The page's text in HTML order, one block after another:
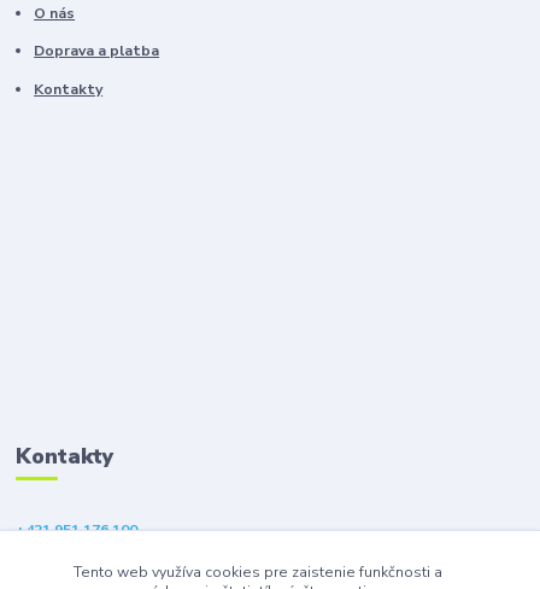
O nás
Doprava a platba
Kontakty
Kontakty
+421 951 176 100
Tento web využíva cookies pre zaistenie funkčnosti a